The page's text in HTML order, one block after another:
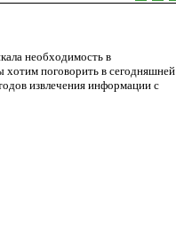
необходимость в
поговорить в сегодняшней
извлечения информации с